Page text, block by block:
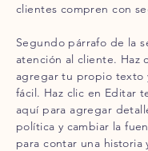
clientes compren con
Segundo párrafo de la
atención al cliente. Haz
agregar tu propio texto
fácil. Haz clic en Editar
aquí para agregar
política y cambiar la
para contar una